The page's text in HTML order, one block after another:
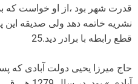
قدرت شهر بود ،از او خواست که
نشریه خاتمه دهد ولی صدیقه این
قطع رابطه با برادر دید.25
حاج میرزا یحیی دولت آبادی که